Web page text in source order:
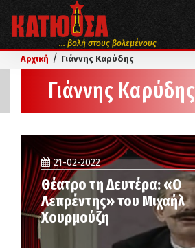
... βολή στους βολεμένους
Αρχική / Γιάννης Καρύδης
Γιάννης Καρύδης
21-02-2022
Θέατρο τη Δευτέρα: «Ο
Λεπρέντης» του Μιχαήλ
Χουρμούζη